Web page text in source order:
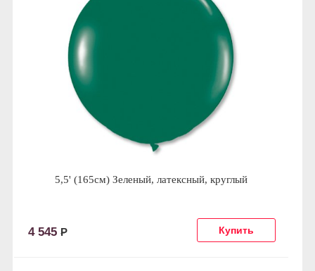
5,5' (165см) Зеленый, латексный, круглый
4 545 Р